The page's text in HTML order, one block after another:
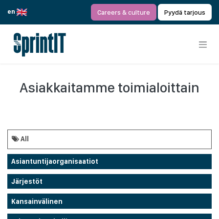
en
Careers & culture Pyydä tarjous
Asiakkaitamme toimialoittain
All
Asiantuntijaorganisaatiot
Järjestöt
Kansainvälinen